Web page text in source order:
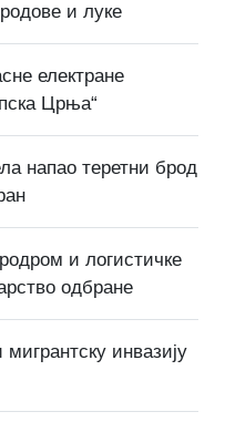
и луке
електране
Црња“
напао теретни брод
и логистичке
одбране
инвазију